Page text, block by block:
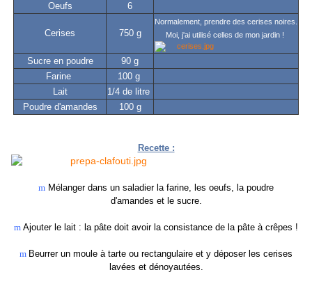
Oeufs 6
Cerises 750 g
Normalement, prendre des cerises noires.
Moi, j'ai utilisé celles de mon jardin !
Sucre en poudre
90 g
Farine
100 g
Lait
1/4 de litre
Poudre d'amandes
100 g
Recette :
m Mélanger dans un saladier la farine, les oeufs, la poudre
d'amandes et le sucre.
m Ajouter le lait : la pâte doit avoir la consistance de la pâte à crêpes !
m Beurrer un moule à tarte ou rectangulaire et y déposer les cerises
lavées et dénoyautées.